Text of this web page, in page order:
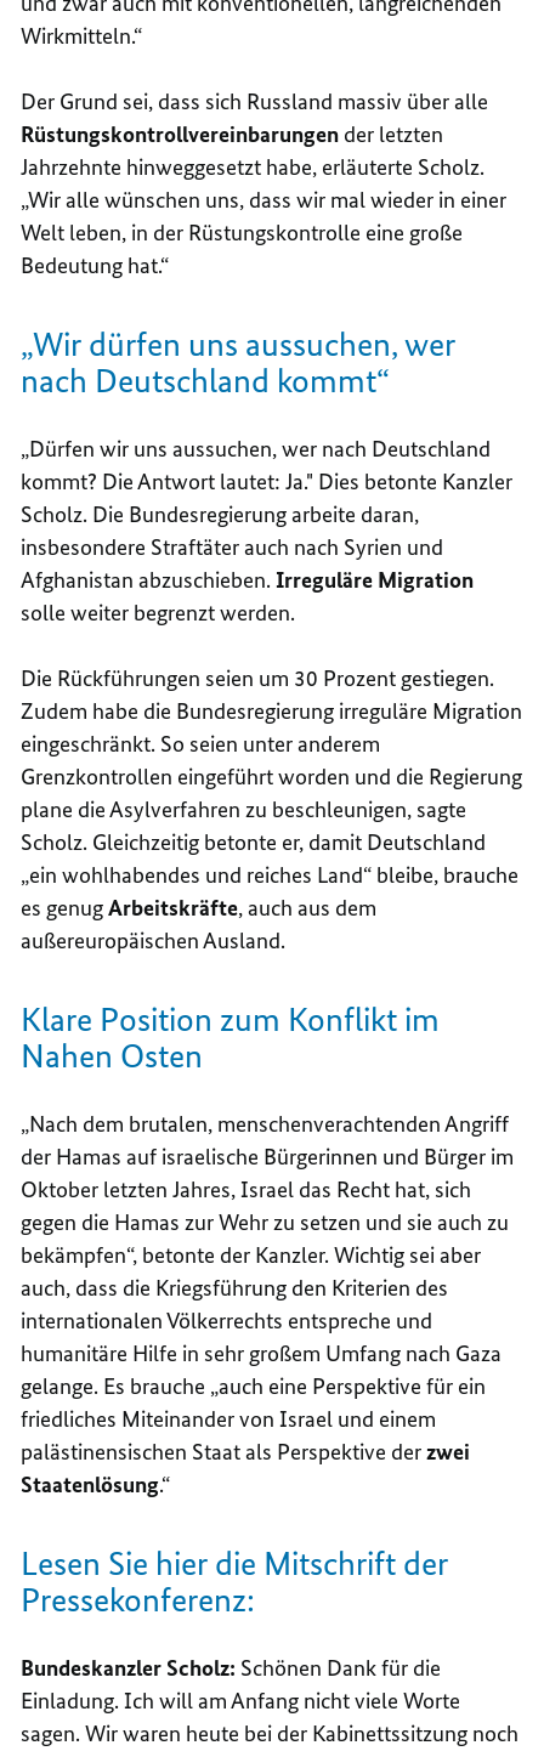
Wirkmitteln.“
Der Grund sei, dass sich Russland massiv über alle
Rüstungskontrollvereinbarungen der letzten
Jahrzehnte hinweggesetzt habe, erläuterte Scholz.
„Wir alle wünschen uns, dass wir mal wieder in einer
Welt leben, in der Rüstungskontrolle eine große
Bedeutung hat.“
„Wir dürfen uns aussuchen, wer
nach Deutschland kommt“
„Dürfen wir uns aussuchen, wer nach Deutschland
kommt? Die Antwort lautet: Ja." Dies betonte Kanzler
Scholz. Die Bundesregierung arbeite daran,
insbesondere Straftäter auch nach Syrien und
Afghanistan abzuschieben.Irreguläre Migration
solle weiter begrenzt werden.
Die Rückführungen seien um 30 Prozent gestiegen.
Zudem habe die Bundesregierung irreguläre Migration
eingeschränkt. So seien unter anderem
Grenzkontrollen eingeführt worden und die Regierung
plane die Asylverfahren zu beschleunigen, sagte
Scholz. Gleichzeitig betonte er, damit Deutschland
„ein wohlhabendes und reiches Land“ bleibe, brauche
es genugArbeitskräfte, auch aus dem
außereuropäischen Ausland.
Klare Position zum Konflikt im
Nahen Osten
„Nach dem brutalen, menschenverachtenden Angriff
der Hamas auf israelische Bürgerinnen und Bürger im
Oktober letzten Jahres, Israel das Recht hat, sich
gegen die Hamas zur Wehr zu setzen und sie auch zu
bekämpfen“, betonte der Kanzler. Wichtig sei aber
auch, dass die Kriegsführung den Kriterien des
internationalen Völkerrechts entspreche und
humanitäre Hilfe in sehr großem Umfang nach Gaza
gelange. Es brauche „auch eine Perspektive für ein
friedliches Miteinander von Israel und einem
palästinensischen Staat als Perspektive derzwei
Staatenlösung.“
Lesen Sie hier die Mitschrift der
Pressekonferenz:
Bundeskanzler Scholz: Schönen Dank für die
Einladung. Ich will am Anfang nicht viele Worte
sagen. Wir waren heute bei der Kabinettssitzung noch